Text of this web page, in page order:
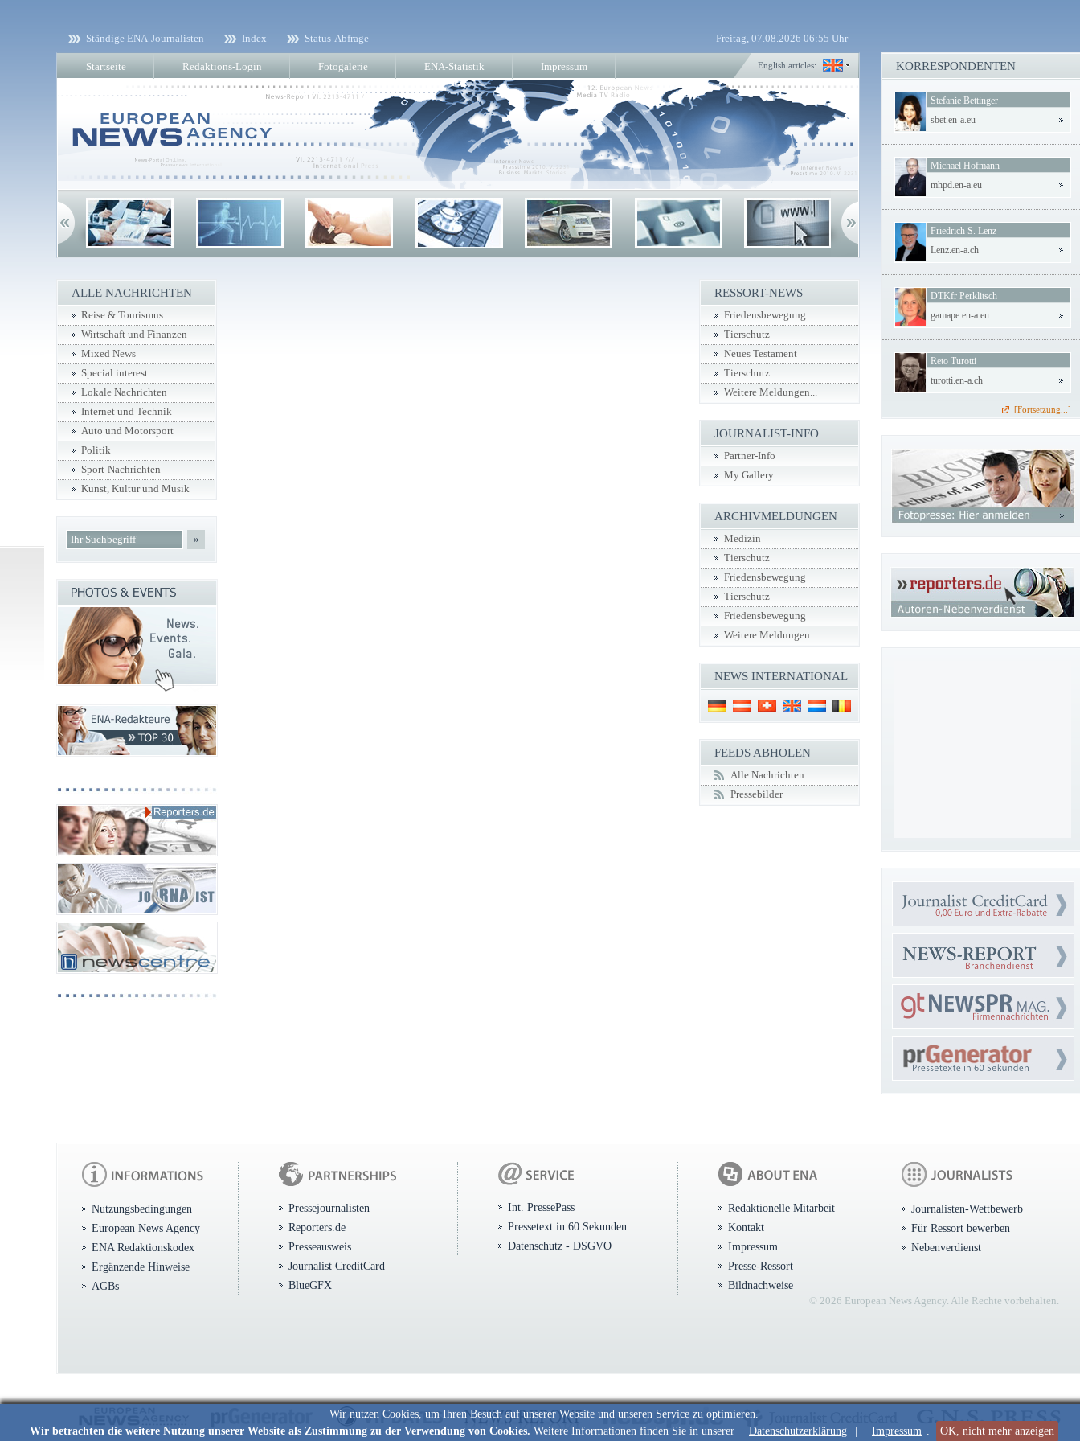
Wir nutzen Cookies, um Ihren Besuch auf unserer Website und unseren Service zu optimieren.
Wir betrachten die weitere Nutzung unserer Website als Zustimmung zu der Verwendung von Cookies. Weitere Informationen finden Sie in unserer Datenschutzerklärung Impressum . OK, nicht mehr anzeigen
Ständige ENA-Journalisten Index Status-Abfrage Freitag, 07.08.2026 06:55 Uhr
Startseite Redaktions-Login Fotogalerie ENA-Statistik Impressum English articles:
ALLE NACHRICHTEN
Reise & Tourismus
Wirtschaft und Finanzen
Mixed News
Special interest
Lokale Nachrichten
Internet und Technik
Auto und Motorsport
Politik
Sport-Nachrichten
Kunst, Kultur und Musik
»
RESSORT-NEWS
Friedensbewegung
Tierschutz
Neues Testament
Tierschutz
Weitere Meldungen...
JOURNALIST-INFO
Partner-Info
My Gallery
ARCHIVMELDUNGEN
Medizin
Tierschutz
Friedensbewegung
Tierschutz
Friedensbewegung
Weitere Meldungen...
NEWS INTERNATIONAL
FEEDS ABHOLEN
Alle Nachrichten
Pressebilder
KORRESPONDENTEN
Stefanie Bettinger
sbet.en-a.eu
Michael Hofmann
mhpd.en-a.eu
Friedrich S. Lenz
Lenz.en-a.ch
DTKfr Perklitsch
gamape.en-a.eu
Reto Turotti
turotti.en-a.ch
[Fortsetzung...]
Nutzungsbedingungen
European News Agency
ENA Redaktionskodex
Ergänzende Hinweise
AGBs
Pressejournalisten
Reporters.de
Presseausweis
Journalist CreditCard
BlueGFX
Int. PressePass
Pressetext in 60 Sekunden
Datenschutz - DSGVO
Redaktionelle Mitarbeit
Kontakt
Impressum
Presse-Ressort
Bildnachweise
Journalisten-Wettbewerb
Für Ressort bewerben
Nebenverdienst
© 2026 European News Agency. Alle Rechte vorbehalten.